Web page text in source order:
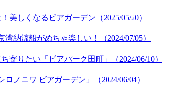
美しくなるビアガーデン（2025/05/20）
納涼船がめちゃ楽しい！（2024/07/05）
寄りたい「ビアパーク田町」（2024/06/10）
ノニワ ビアガーデン」（2024/06/04）